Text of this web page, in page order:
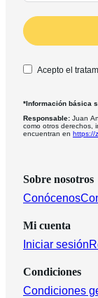
Acepto el
*Información básica
Responsable: Juan
como otros derechos,
encuentran en https://
Sobre nosotros
Conócenos
Mi cuenta
Iniciar sesión
Condiciones
Condiciones